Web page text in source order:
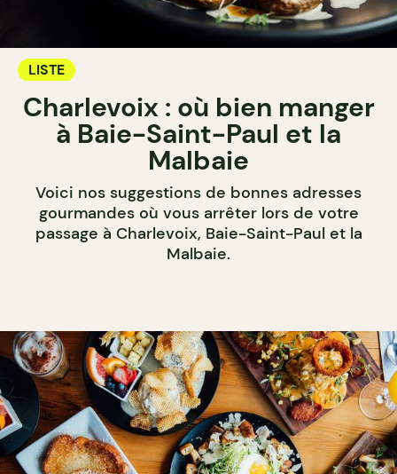
LISTE
Charlevoix : où bien manger
à Baie-Saint-Paul et la
Malbaie
Voici nos suggestions de bonnes adresses
gourmandes où vous arrêter lors de votre
passage à Charlevoix, Baie-Saint-Paul et la
Malbaie.